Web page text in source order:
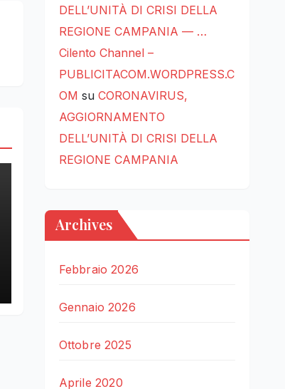
DELL’UNITÀ DI CRISI DELLA
REGIONE CAMPANIA — …
Cilento Channel –
PUBLICITACOM.WORDPRESS.C
OM su CORONAVIRUS,
AGGIORNAMENTO
DELL’UNITÀ DI CRISI DELLA
REGIONE CAMPANIA
Archives
Febbraio 2026
Gennaio 2026
Ottobre 2025
Aprile 2020